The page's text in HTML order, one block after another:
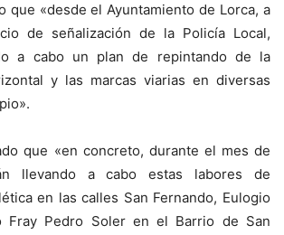
que «desde el Ayuntamiento de Lorca, a
de señalización de la Policía Local,
a cabo un plan de repintando de la
y las marcas viarias en diversas
que «en concreto, durante el mes de
llevando a cabo estas labores de
en las calles San Fernando, Eulogio
Fray Pedro Soler en el Barrio de San